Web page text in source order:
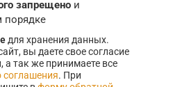
запрещено и
порядке
для хранения данных.
вы даете свое согласие
а так же принимаете все
соглашения. При